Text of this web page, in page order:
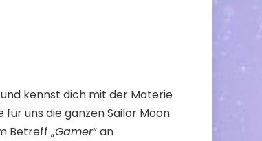
kennst dich mit der Materie
für uns die ganzen Sailor Moon
Betreff „Gamer“ an